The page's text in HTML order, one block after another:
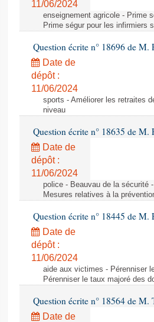
11/06/2024
enseignement agricole - Prime
Prime ségur pour les infirmiers
Question écrite n° 18696 de M.
Date de
dépôt :
11/06/2024
sports - Améliorer les retraites
niveau
Question écrite n° 18635 de M.
Date de
dépôt :
11/06/2024
police - Beauvau de la sécurité
Mesures relatives à la
Question écrite n° 18445 de M.
Date de
dépôt :
11/06/2024
aide aux victimes - Pérenniser
Pérenniser le taux majoré des
Question écrite n° 18564 de M.
Date de